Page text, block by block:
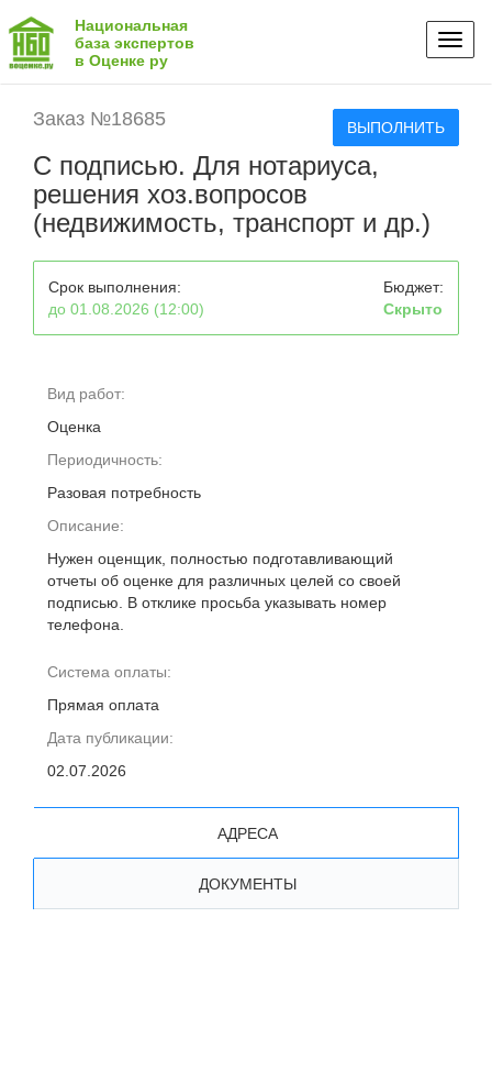
Национальная
база экспертов
в Оценке ру
Заказ №18685 ВЫПОЛНИТЬ
С подписью. Для нотариуса,
решения хоз.вопросов
(недвижимость, транспорт и др.)
Срок выполнения:
до 01.08.2026 (12:00)
Бюджет:
Скрыто
Вид работ:
Оценка
Периодичность:
Разовая потребность
Описание:
Нужен оценщик, полностью подготавливающий
отчеты об оценке для различных целей со своей
подписью. В отклике просьба указывать номер
телефона.
Система оплаты:
Прямая оплата
Дата публикации:
02.07.2026
АДРЕСА
ДОКУМЕНТЫ